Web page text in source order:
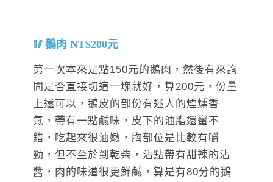
鵝肉 NT$200元
第一次本來是點150元的鵝肉，然後有來詢
問是否直接切這一塊就好，算200元，份量
上還可以，鵝皮的部份有迷人的煙燻香
氣，帶有一點鹹味，皮下的油脂還蠻不
錯，吃起來很油嫩，胸部位是比較有嚼
勁，但不至於到乾柴，沾點帶有甜辣的沾
醬，肉的味道很更鮮鹹，算是有80分的鵝